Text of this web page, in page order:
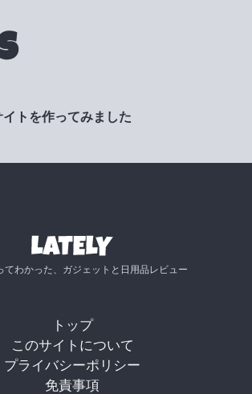
トを作ってみました
てわかった、ガジェットと日用品レビュー
トップ
このサイトについて
プライバシーポリシー
免責事項